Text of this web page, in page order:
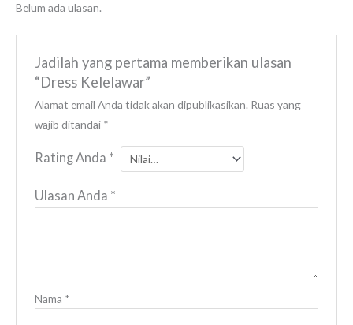
Belum ada ulasan.
Jadilah yang pertama memberikan ulasan
“Dress Kelelawar”
Alamat email Anda tidak akan dipublikasikan. Ruas yang
wajib ditandai *
Rating Anda *
Ulasan Anda *
Nama *